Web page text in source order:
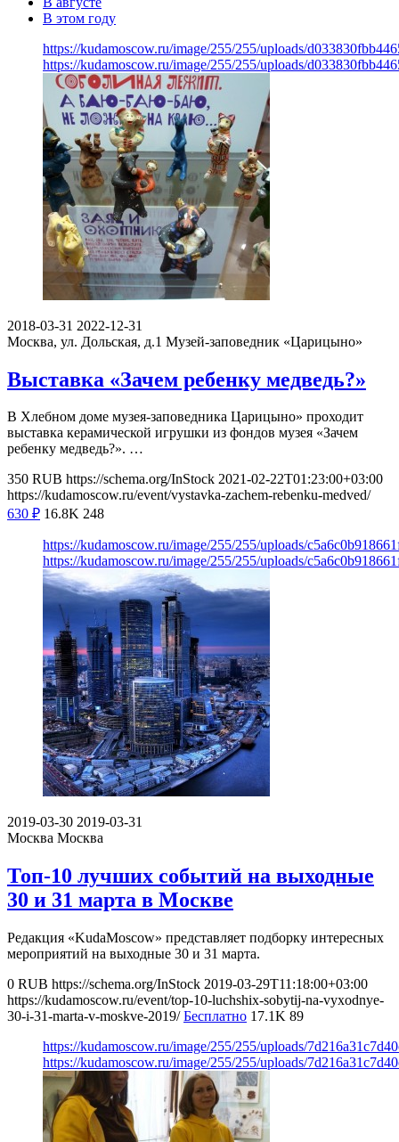
В этом году
https://kudamoscow.ru/image/255/255/uploads/
https://kudamoscow.ru/image/255/255/uploads/
2018-03-31 2022-12-31
Москва, ул. Дольская, д.1 Музей-заповедник «Царицыно»
Выставка «Зачем ребенку медведь?»
В Хлебном доме музея-заповедника Царицыно» проходит
выставка керамической игрушки из фондов музея «Зачем
ребенку медведь?». …
350 RUB https://schema.org/InStock 2021-02-22T01:23:00+03:00
https://kudamoscow.ru/event/vystavka-zachem-rebenku-medved/
630 ₽ 16.8K 248
https://kudamoscow.ru/image/255/255/uploads/
https://kudamoscow.ru/image/255/255/uploads/
2019-03-30 2019-03-31
Москва Москва
Топ-10 лучших событий на выходные
30 и 31 марта в Москве
Редакция «KudaMoscow» представляет подборку интересных
мероприятий на выходные 30 и 31 марта.
0 RUB https://schema.org/InStock 2019-03-29T11:18:00+03:00
https://kudamoscow.ru/event/top-10-luchshix-sobytij-na-vyxodnye-
30-i-31-marta-v-moskve-2019/ Бесплатно 17.1K 89
https://kudamoscow.ru/image/255/255/uploads/
https://kudamoscow.ru/image/255/255/uploads/